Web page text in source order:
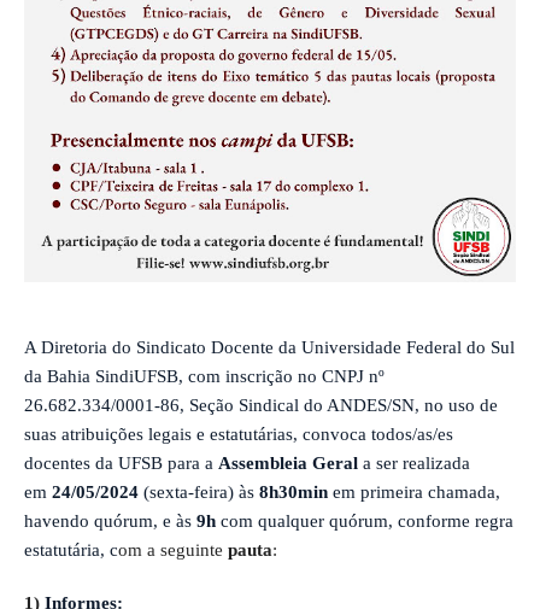
A Diretoria do Sindicato Docente da Universidade Federal do Sul
da Bahia SindiUFSB, com inscrição no CNPJ nº
26.682.334/0001-86, Seção Sindical do ANDES/SN, no uso de
suas atribuições legais e estatutárias, convoca todos/as/es
docentes da UFSB para a Assembleia Geral a ser realizada
em 24/05/2024 (sexta-feira) às 8h30min em primeira chamada,
havendo quórum, e às 9h com qualquer quórum, conforme regra
estatutária, com a seguinte pauta:
1) Informes: